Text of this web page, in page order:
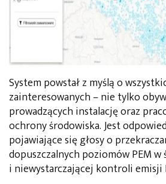
System powstał z myślą o
zainteresowanych – nie tylko
prowadzących instalację oraz
ochrony środowiska. Jest
pojawiające się głosy o
dopuszczalnych poziomów PEM
i niewystarczającej kontroli emisji